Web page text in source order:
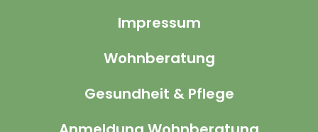
Impressum
Wohnberatung
Gesundheit & Pflege